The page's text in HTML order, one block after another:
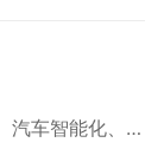
汽车智能化、…